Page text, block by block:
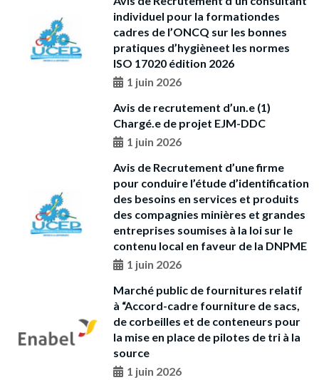
individuel pour la formationdes
cadres de l’ONCQ sur les bonnes
pratiques d’hygièneet les normes
ISO 17020 édition 2026
1 juin 2026
Avis de recrutement d’un.e (1)
Chargé.e de projet EJM-DDC
1 juin 2026
Avis de Recrutement d’une firme
pour conduire l’étude d’identification
des besoins en services et produits
des compagnies minières et grandes
entreprises soumises à la loi sur le
contenu local en faveur de la DNPME
1 juin 2026
Marché public de fournitures relatif
à “Accord-cadre fourniture de sacs,
de corbeilles et de conteneurs pour
la mise en place de pilotes de tri à la
source
1 juin 2026